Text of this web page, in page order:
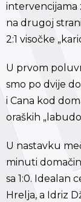
intervencijama
na drugoj
2:1 visočke
U prvom
smo po dvije
i Cana kod
oraških
U nastavku
minuti
sa 1:0. Idealan
Hrelja, a Idriz